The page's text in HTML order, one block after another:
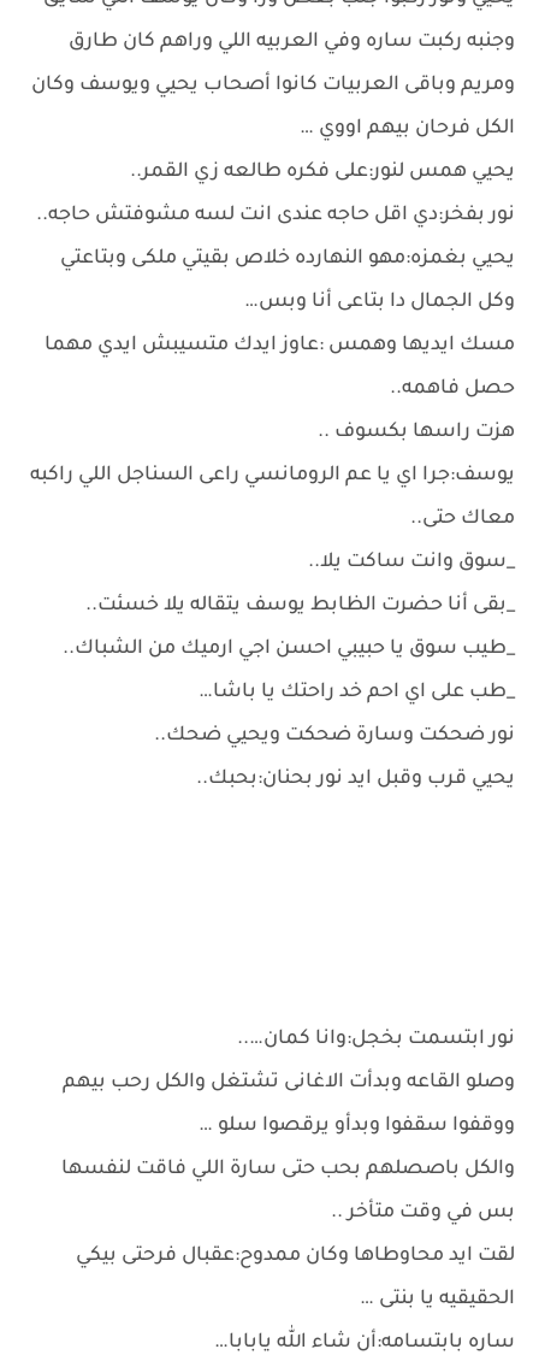
وجنبه ركبت ساره وفي العربيه اللي وراهم كان طارق
ومريم وباقى العربيات كانوا أصحاب يحيي ويوسف وكان
الكل فرحان بيهم اووي …
يحيي همس لنور:على فكره طالعه زي القمر..
نور بفخر:دي اقل حاجه عندى انت لسه مشوفتش حاجه..
يحيي بغمزه:مهو النهارده خلاص بقيتي ملكى وبتاعتي
وكل الجمال دا بتاعى أنا وبس…
مسك ايديها وهمس :عاوز ايدك متسيبش ايدي مهما
حصل فاهمه..
هزت راسها بكسوف ..
يوسف:جرا اي يا عم الرومانسي راعى السناجل اللي راكبه
معاك حتى..
_سوق وانت ساكت يلا..
_بقى أنا حضرت الظابط يوسف يتقاله يلا خسئت..
_طيب سوق يا حبيبي احسن اجي ارميك من الشباك..
_طب على اي احم خد راحتك يا باشا…
نور ضحكت وسارة ضحكت ويحيي ضحك..
يحيي قرب وقبل ايد نور بحنان:بحبك..
نور ابتسمت بخجل:وانا كمان…..
وصلو القاعه وبدأت الاغانى تشتغل والكل رحب بيهم
ووقفوا سقفوا وبدأو يرقصوا سلو …
والكل باصصلهم بحب حتى سارة اللي فاقت لنفسها
بس في وقت متأخر ..
لقت ايد محاوطاها وكان ممدوح:عقبال فرحتى بيكي
الحقيقيه يا بنتى …
ساره بابتسامه:أن شاء الله يابابا…